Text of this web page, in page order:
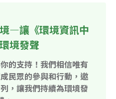
—讓《環境資訊中
境發聲
的支持！我們相信唯有
民眾的參與和行動，邀
，讓我們持續為環境發